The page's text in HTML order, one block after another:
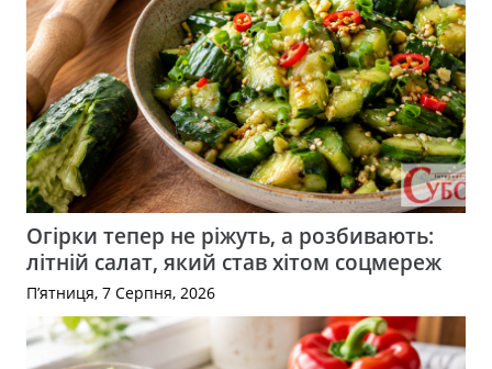
Огірки тепер не ріжуть, а розбивають:
літній салат, який став хітом соцмереж
П’ятниця, 7 Серпня, 2026